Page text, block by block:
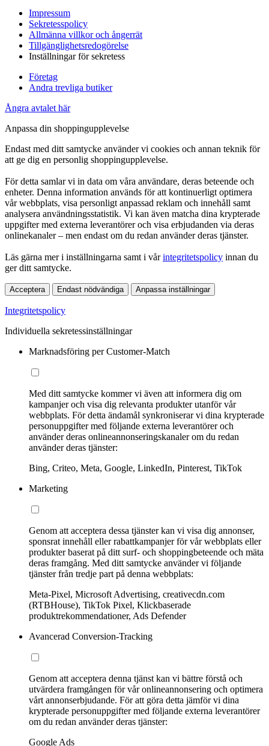
Impressum
Sekretesspolicy
Allmänna villkor och ångerrät
Tillgänglighetsredogörelse
Inställningar för sekretess
Företag
Andra trevliga butiker
Ångra avtalet här
Anpassa din shoppingupplevelse
Endast med ditt samtycke använder vi cookies och annan teknik för
att ge dig en personlig shoppingupplevelse.
För detta samlar vi in data om våra användare, deras beteende och
enheter. Denna information används för att kontinuerligt optimera
vår webbplats, visa personligt anpassad reklam och innehåll samt
analysera användningsstatistik. Vi kan även matcha dina krypterade
uppgifter med externa leverantörer och visa erbjudanden via deras
onlinekanaler – men endast om du redan använder deras tjänster.
Läs gärna mer i inställningarna samt i vårintegritetspolicy innan du
ger ditt samtycke.
Acceptera Endast nödvändiga Anpassa inställningar
Integritetspolicy
Individuella sekretessinställningar
Marknadsföring per Customer-Match
Med ditt samtycke kommer vi även att informera dig om
kampanjer och visa dig relevanta produkter utanför vår
webbplats. För detta ändamål synkroniserar vi dina krypterade
personuppgifter med följande externa leverantörer och
använder deras onlineannonseringskanaler om du redan
använder deras tjänster:
Bing, Criteo, Meta, Google, LinkedIn, Pinterest, TikTok
Marketing
Genom att acceptera dessa tjänster kan vi visa dig annonser,
sponsrat innehåll eller rabattkampanjer för vår webbplats eller
produkter baserat på ditt surf- och shoppingbeteende och mäta
deras framgång. Med ditt samtycke använder vi följande
tjänster från tredje part på denna webbplats:
Meta-Pixel, Microsoft Advertising, creativecdn.com
(RTBHouse), TikTok Pixel, Klickbaserade
produktrekommendationer, Ads Defender
Avancerad Conversion-Tracking
Genom att acceptera denna tjänst kan vi bättre förstå och
utvärdera framgången för vår onlineannonsering och optimera
vårt annonserbjudande. För att göra detta jämför vi dina
krypterade personuppgifter med följande externa leverantörer
om du redan använder deras tjänster:
Google Ads